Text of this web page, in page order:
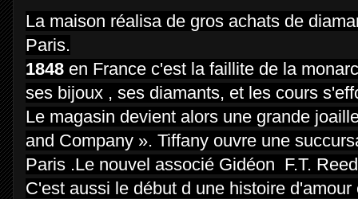
La maison réalisa de gros achats de
Paris.
1848 en France c'est la faillite de la
ses bijoux , ses diamants, et les cours
Le magasin devient alors une grande
and Company ». Tiffany ouvre une
Paris .Le nouvel associé Gidéon F.T.
C'est aussi le début d une histoire